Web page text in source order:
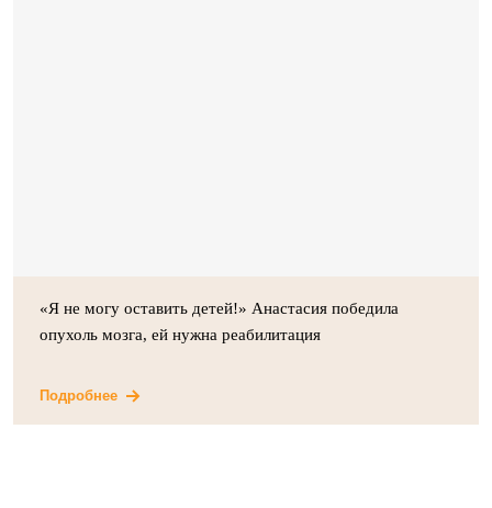
«Я не могу оставить детей!» Анастасия победила
опухоль мозга, ей нужна реабилитация
Подробнее